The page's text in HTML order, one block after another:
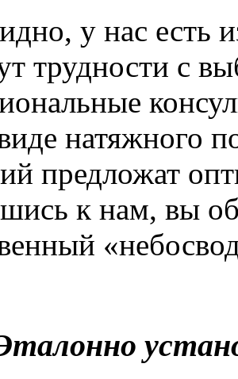
у нас есть
трудности с
натяжного
предложат
к нам, вы